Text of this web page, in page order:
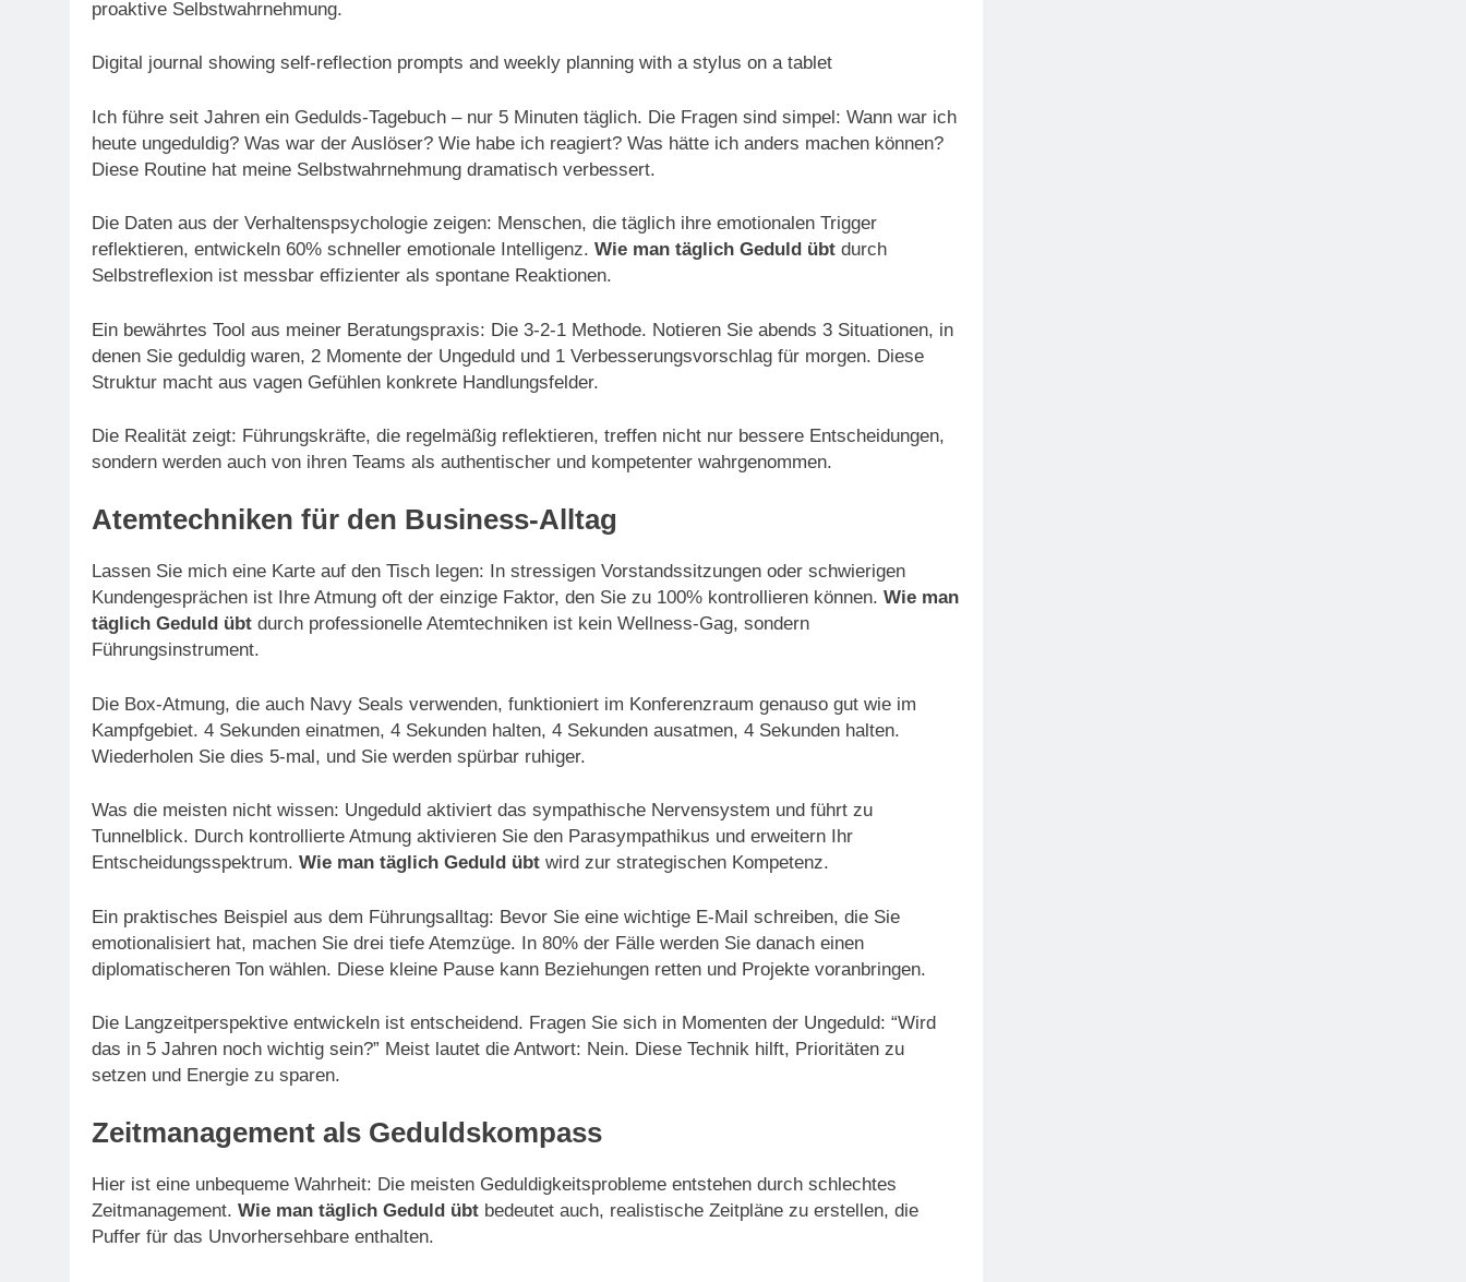
proaktive Selbstwahrnehmung.
Digital journal showing self-reflection prompts and weekly planning with a stylus on a tablet
Ich führe seit Jahren ein Gedulds-Tagebuch – nur 5 Minuten täglich. Die Fragen sind simpel: Wann war ich
heute ungeduldig? Was war der Auslöser? Wie habe ich reagiert? Was hätte ich anders machen können?
Diese Routine hat meine Selbstwahrnehmung dramatisch verbessert.
Die Daten aus der Verhaltenspsychologie zeigen: Menschen, die täglich ihre emotionalen Trigger
reflektieren, entwickeln 60% schneller emotionale Intelligenz. Wie man täglich Geduld übt durch
Selbstreflexion ist messbar effizienter als spontane Reaktionen.
Ein bewährtes Tool aus meiner Beratungspraxis: Die 3-2-1 Methode. Notieren Sie abends 3 Situationen, in
denen Sie geduldig waren, 2 Momente der Ungeduld und 1 Verbesserungsvorschlag für morgen. Diese
Struktur macht aus vagen Gefühlen konkrete Handlungsfelder.
Die Realität zeigt: Führungskräfte, die regelmäßig reflektieren, treffen nicht nur bessere Entscheidungen,
sondern werden auch von ihren Teams als authentischer und kompetenter wahrgenommen.
Atemtechniken für den Business-Alltag
Lassen Sie mich eine Karte auf den Tisch legen: In stressigen Vorstandssitzungen oder schwierigen
Kundengesprächen ist Ihre Atmung oft der einzige Faktor, den Sie zu 100% kontrollieren können. Wie man
täglich Geduld übt durch professionelle Atemtechniken ist kein Wellness-Gag, sondern
Führungsinstrument.
Die Box-Atmung, die auch Navy Seals verwenden, funktioniert im Konferenzraum genauso gut wie im
Kampfgebiet. 4 Sekunden einatmen, 4 Sekunden halten, 4 Sekunden ausatmen, 4 Sekunden halten.
Wiederholen Sie dies 5-mal, und Sie werden spürbar ruhiger.
Was die meisten nicht wissen: Ungeduld aktiviert das sympathische Nervensystem und führt zu
Tunnelblick. Durch kontrollierte Atmung aktivieren Sie den Parasympathikus und erweitern Ihr
Entscheidungsspektrum. Wie man täglich Geduld übt wird zur strategischen Kompetenz.
Ein praktisches Beispiel aus dem Führungsalltag: Bevor Sie eine wichtige E-Mail schreiben, die Sie
emotionalisiert hat, machen Sie drei tiefe Atemzüge. In 80% der Fälle werden Sie danach einen
diplomatischeren Ton wählen. Diese kleine Pause kann Beziehungen retten und Projekte voranbringen.
Die Langzeitperspektive entwickeln ist entscheidend. Fragen Sie sich in Momenten der Ungeduld: “Wird
das in 5 Jahren noch wichtig sein?” Meist lautet die Antwort: Nein. Diese Technik hilft, Prioritäten zu
setzen und Energie zu sparen.
Zeitmanagement als Geduldskompass
Hier ist eine unbequeme Wahrheit: Die meisten Geduldigkeitsprobleme entstehen durch schlechtes
Zeitmanagement. Wie man täglich Geduld übt bedeutet auch, realistische Zeitpläne zu erstellen, die
Puffer für das Unvorhersehbare enthalten.